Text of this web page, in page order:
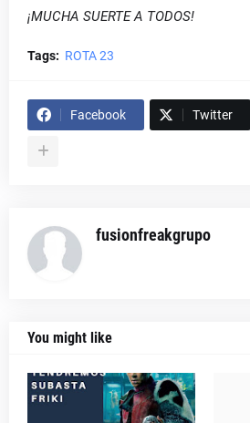
¡MUCHA SUERTE A TODOS!
Tags: ROTA 23
Facebook Twitter
fusionfreakgrupo
You might like